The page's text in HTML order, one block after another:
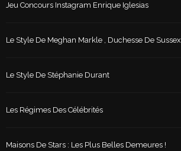
Jeu Concours Instagram Enrique Iglesias
Le Style De Meghan Markle , Duchesse De Sussex
Le Style De Stéphanie Durant
Les Régimes Des Célébrités
Maisons De Stars : Les Plus Belles Demeures !